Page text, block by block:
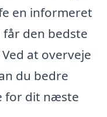
en informeret
den bedste
at overveje
du bedre
for dit næste